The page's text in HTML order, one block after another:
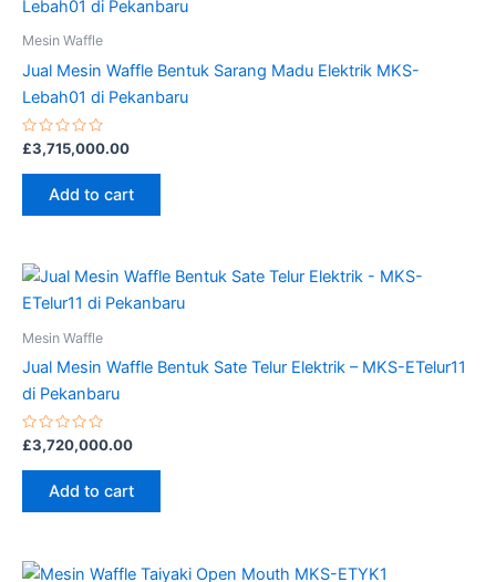
Mesin Waffle
Jual Mesin Waffle Bentuk Sarang Madu Elektrik MKS-
Lebah01 di Pekanbaru
Rated
0
out
£3,715,000.00
Add to cart
Mesin Waffle
Jual Mesin Waffle Bentuk Sate Telur Elektrik – MKS-ETelur11
di Pekanbaru
Rated
out
£3,720,000.00
Add to cart